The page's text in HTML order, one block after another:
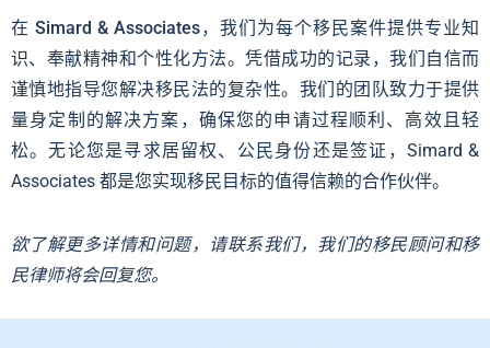
在 Simard & Associates，我们为每个移民案件提供专业知
识、奉献精神和个性化方法。凭借成功的记录，我们自信而
谨慎地指导您解决移民法的复杂性。我们的团队致力于提供
量身定制的解决方案，确保您的申请过程顺利、高效且轻
松。无论您是寻求居留权、公民身份还是签证，Simard &
Associates 都是您实现移民目标的值得信赖的合作伙伴。
欲了解更多详情和问题，请联系我们，我们的移民顾问和移
民律师将会回复您。